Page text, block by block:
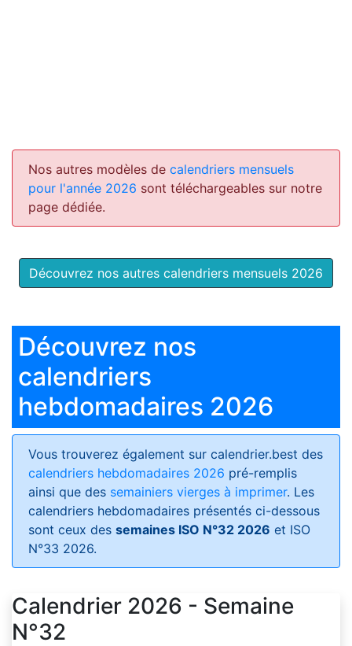
Nos autres modèles de calendriers mensuels
pour l'année 2026 sont téléchargeables sur notre
page dédiée.
Découvrez nos autres calendriers mensuels 2026
Découvrez nos
calendriers
hebdomadaires 2026
Vous trouverez également sur calendrier.best des
calendriers hebdomadaires 2026 pré-remplis
ainsi que des semainiers vierges à imprimer. Les
calendriers hebdomadaires présentés ci-dessous
sont ceux des semaines ISO N°32 2026 et ISO
N°33 2026.
Calendrier 2026 - Semaine
N°32